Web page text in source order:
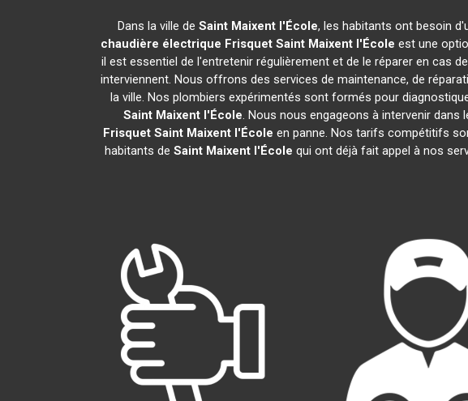
Dans la ville de Saint Maixent l'École, les habitants ont besoin
chaudière électrique Frisquet Saint Maixent l'École est une
il est essentiel de l'entretenir régulièrement et de le réparer en cas
interviennent. Nous offrons des services de maintenance, de
la ville. Nos plombiers expérimentés sont formés pour
Saint Maixent l'École. Nous nous engageons à intervenir
Frisquet Saint Maixent l'École en panne. Nos tarifs compétitifs
habitants de Saint Maixent l'École qui ont déjà fait appel à nos